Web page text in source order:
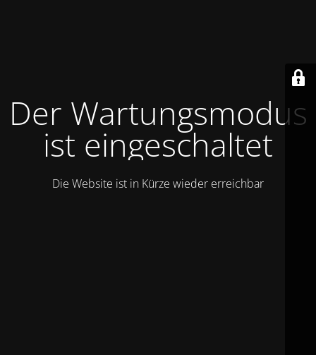
Der Wartungsmodus
ist eingeschaltet
Die Website ist in Kürze wieder erreichbar